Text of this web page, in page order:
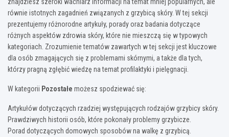
równie istotnych zagadnień związanych z grzybicą skóry. W tej sekcji
prezentujemy różnorodne artykuły, porady oraz badania dotyczące
różnych aspektów zdrowia skóry, które nie mieszczą się w typowych
kategoriach. Zrozumienie tematów zawartych w tej sekcji jest kluczowe
dla osób zmagających się z problemami skórnymi, a także dla tych,
którzy pragną zgłębić wiedzę na temat profilaktyki i pielęgnacji.
W kategorii Pozostałe możesz spodziewać się:
Artykułów dotyczących rzadziej występujących rodzajów grzybicy skóry.
Prawdziwych historii osób, które pokonały problemy grzybicze.
Porad dotyczących domowych sposobów na walkę z grzybicą.